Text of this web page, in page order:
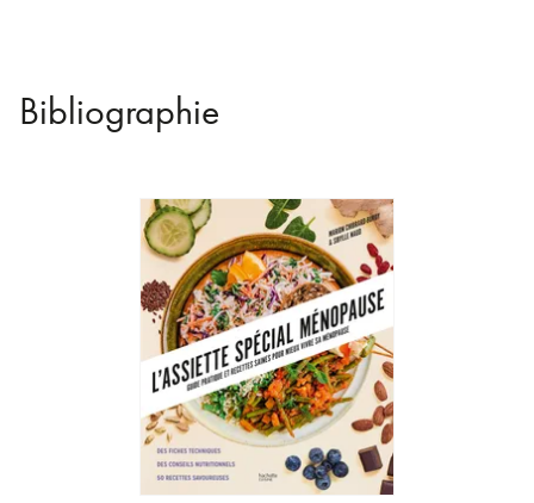
Bibliographie